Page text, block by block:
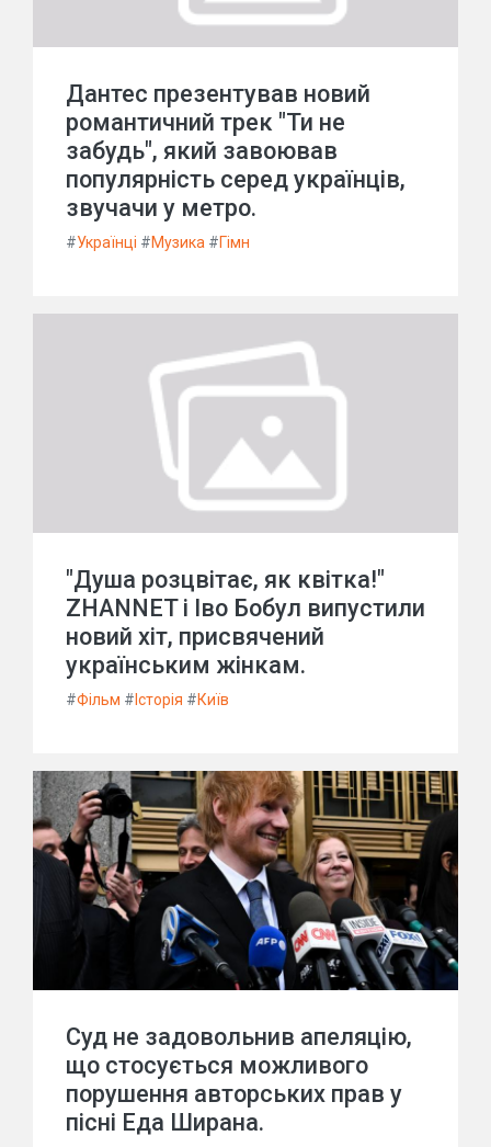
Дантес презентував новий
романтичний трек "Ти не
забудь", який завоював
популярність серед українців,
звучачи у метро.
#Українці #Музика #Гімн
"Душа розцвітає, як квітка!"
ZHANNET і Іво Бобул випустили
новий хіт, присвячений
українським жінкам.
#Фільм # Історія #Київ
Суд не задовольнив апеляцію,
що стосується можливого
порушення авторських прав у
пісні Еда Ширана.